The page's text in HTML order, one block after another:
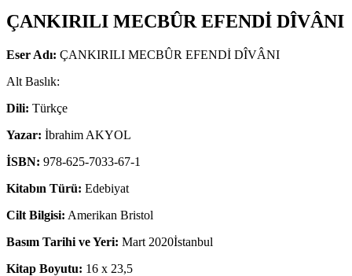
ÇANKIRILI MECBÛR EFENDİ DÎVÂNI
Eser Adı: ÇANKIRILI MECBÛR EFENDİ DÎVÂNI
Alt Baslık:
Dili: Türkçe
Yazar: İbrahim AKYOL
İSBN: 978-625-7033-67-1
Kitabın Türü: Edebiyat
Cilt Bilgisi: Amerikan Bristol
Basım Tarihi ve Yeri: Mart 2020İstanbul
Kitap Boyutu: 16 x 23,5